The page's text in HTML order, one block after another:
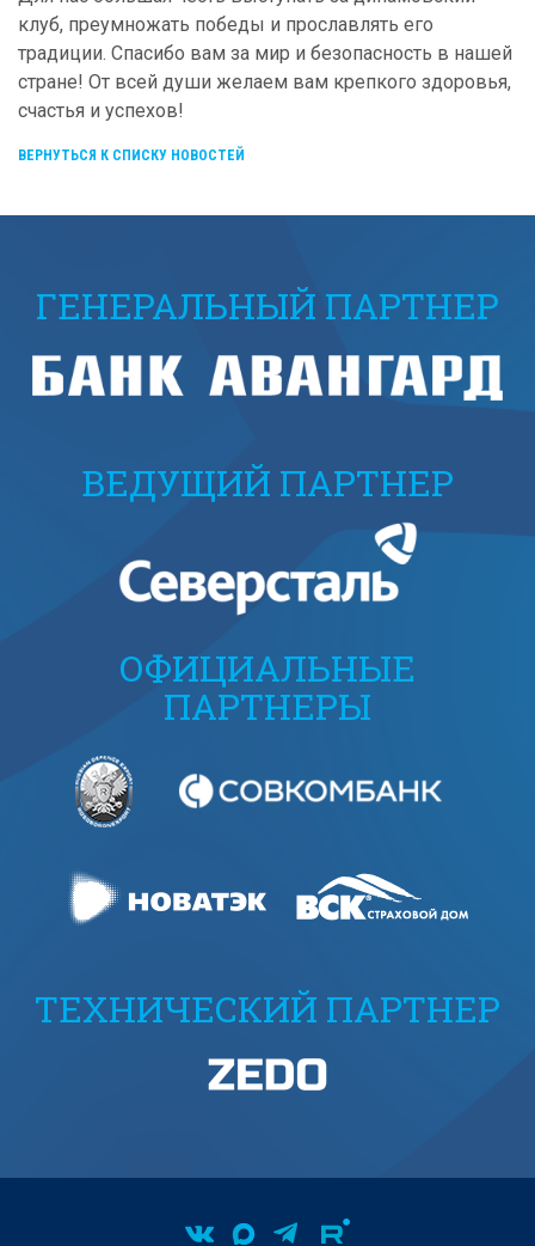
клуб, преумножать победы и прославлять его
традиции. Спасибо вам за мир и безопасность в нашей
стране! От всей души желаем вам крепкого здоровья,
счастья и успехов!
ВЕРНУТЬСЯ К СПИСКУ НОВОСТЕЙ
ГЕНЕРАЛЬНЫЙ ПАРТНЕР
ВЕДУЩИЙ ПАРТНЕР
ОФИЦИАЛЬНЫЕ
ПАРТНЕРЫ
ТЕХНИЧЕСКИЙ ПАРТНЕР